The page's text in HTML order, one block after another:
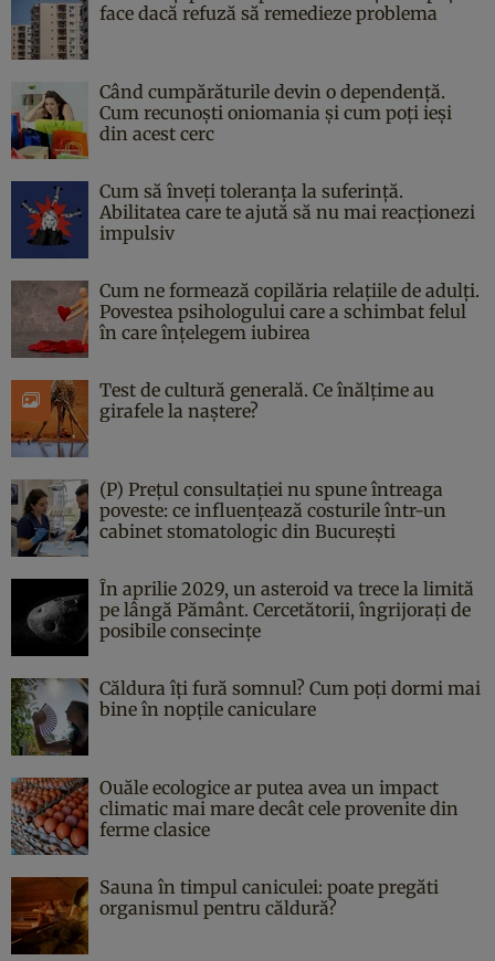
face dacă refuză să remedieze problema
Când cumpărăturile devin o dependență.
Cum recunoști oniomania și cum poți ieși
din acest cerc
Cum să înveți toleranța la suferință.
Abilitatea care te ajută să nu mai reacționezi
impulsiv
Cum ne formează copilăria relațiile de adulți.
Povestea psihologului care a schimbat felul
în care înțelegem iubirea
Test de cultură generală. Ce înălțime au
girafele la naștere?
(P) Prețul consultației nu spune întreaga
poveste: ce influențează costurile într-un
cabinet stomatologic din București
În aprilie 2029, un asteroid va trece la limită
pe lângă Pământ. Cercetătorii, îngrijorați de
posibile consecințe
Căldura îți fură somnul? Cum poți dormi mai
bine în nopțile caniculare
Ouăle ecologice ar putea avea un impact
climatic mai mare decât cele provenite din
ferme clasice
Sauna în timpul caniculei: poate pregăti
organismul pentru căldură?